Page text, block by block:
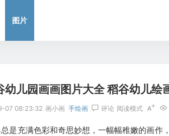
图片
幼儿园画画图片大全 稻谷幼儿绘
07 08:23:32 画小画 手绘画 评论 阅读模式
是充满色彩和奇思妙想，一幅幅稚嫩的画作